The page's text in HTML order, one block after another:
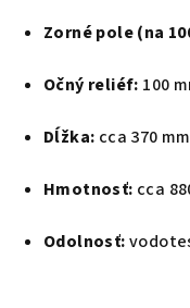
Zorné pole (na
Očný reliéf: 100
Dĺžka: cca 370 mm
Hmotnosť: cca
Odolnosť: